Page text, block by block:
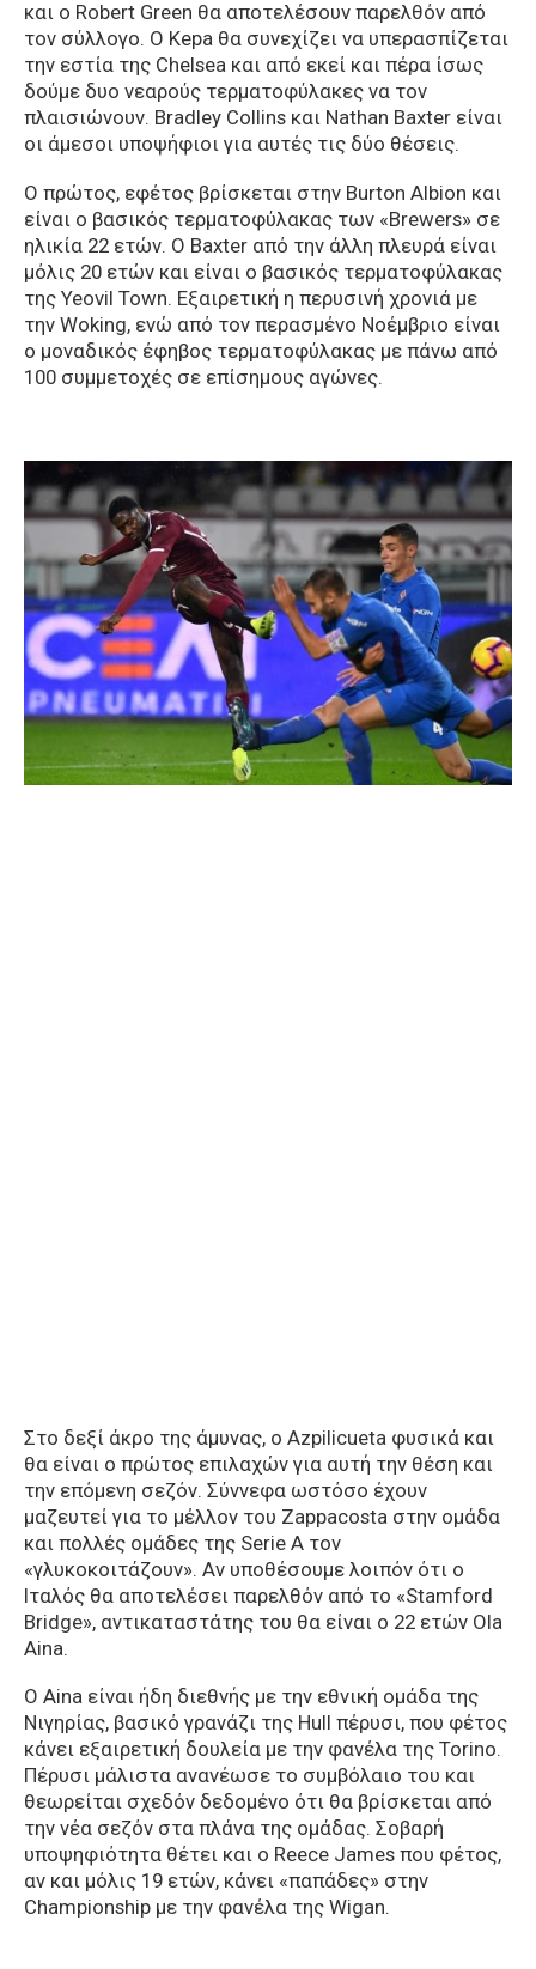
και ο Robert Green θα αποτελέσουν παρελθόν από
τον σύλλογο. Ο Kepa θα συνεχίζει να υπερασπίζεται
την εστία της Chelsea και από εκεί και πέρα ίσως
δούμε δυο νεαρούς τερματοφύλακες να τον
πλαισιώνουν. Bradley Collins και Nathan Baxter είναι
οι άμεσοι υποψήφιοι για αυτές τις δύο θέσεις.
Ο πρώτος, εφέτος βρίσκεται στην Burton Albion και
είναι ο βασικός τερματοφύλακας των «Brewers» σε
ηλικία 22 ετών. O Baxter από την άλλη πλευρά είναι
μόλις 20 ετών και είναι ο βασικός τερματοφύλακας
της Yeovil Town. Εξαιρετική η περυσινή χρονιά με
την Woking, ενώ από τον περασμένο Νοέμβριο είναι
ο μοναδικός έφηβος τερματοφύλακας με πάνω από
100 συμμετοχές σε επίσημους αγώνες.
Στο δεξί άκρο της άμυνας, ο Azpilicueta φυσικά και
θα είναι ο πρώτος επιλαχών για αυτή την θέση και
την επόμενη σεζόν. Σύννεφα ωστόσο έχουν
μαζευτεί για το μέλλον του Zappacosta στην ομάδα
και πολλές ομάδες της Serie A τον
«γλυκοκοιτάζουν». Αν υποθέσουμε λοιπόν ότι ο
Ιταλός θα αποτελέσει παρελθόν από το «Stamford
Bridge», αντικαταστάτης του θα είναι ο 22 ετών Ola
Aina.
Ο Αina είναι ήδη διεθνής με την εθνική ομάδα της
Νιγηρίας, βασικό γρανάζι της Hull πέρυσι, που φέτος
κάνει εξαιρετική δουλεία με την φανέλα της Torino.
Πέρυσι μάλιστα ανανέωσε το συμβόλαιο του και
θεωρείται σχεδόν δεδομένο ότι θα βρίσκεται από
την νέα σεζόν στα πλάνα της ομάδας. Σοβαρή
υποψηφιότητα θέτει και ο Reece James που φέτος,
αν και μόλις 19 ετών, κάνει «παπάδες» στην
Championship με την φανέλα της Wigan.